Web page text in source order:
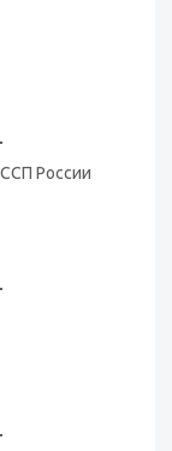
России